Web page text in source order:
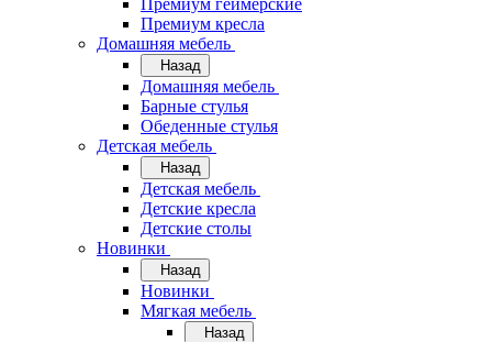
Премиум геймерские
Премиум кресла
Домашняя мебель
Назад
Домашняя мебель
Барные стулья
Обеденные стулья
Детская мебель
Назад
Детская мебель
Детские кресла
Детские столы
Новинки
Назад
Новинки
Мягкая мебель
Назад